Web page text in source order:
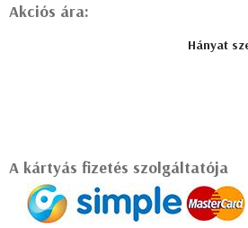
Akciós ára:
Hányat
A kártyás fizetés szolgáltatója